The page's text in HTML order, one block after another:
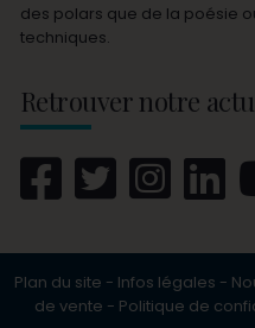
des polars que de la poésie
techniques.
Retrouver notre
Plan du site - Infos légales -
de vente - Politique de